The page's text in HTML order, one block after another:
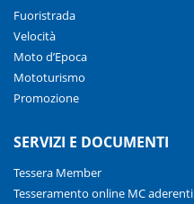
Fuoristrada
Velocità
Moto d’Epoca
Mototurismo
Promozione
SERVIZI E DOCUMENTI
Tessera Member
Tesseramento online MC aderenti